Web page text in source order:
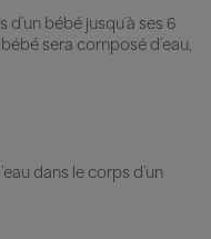
bébé jusqu’à ses 6
sera composé d’eau,
dans le corps d’un